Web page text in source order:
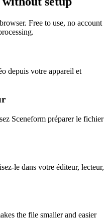
Free to use, no account
depuis votre appareil et
Sceneform préparer le fichier
le dans votre éditeur, lecteur,
the file smaller and easier